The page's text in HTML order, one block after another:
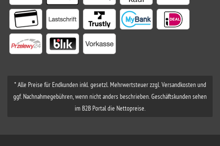
* Alle Preise für Endkunden inkl. gesetzl. Mehrwertsteuer zzgl. Versandkosten und
ggf. Nachnahmegebühren, wenn nicht anders beschrieben. Geschäftskunden sehen
im B2B Portal die Nettopreise.